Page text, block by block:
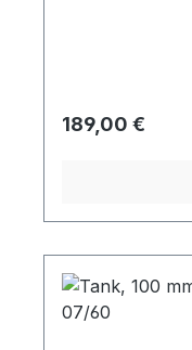
Regulärer Preis:
189,00 €